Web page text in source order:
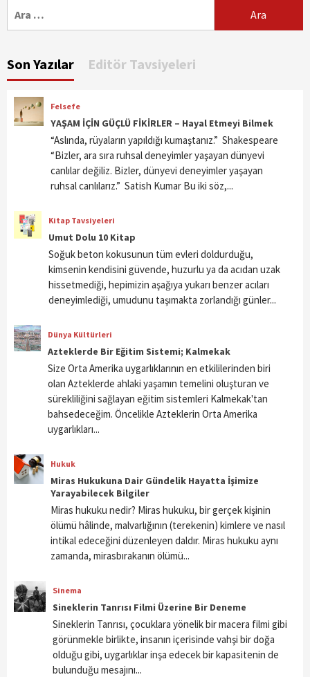
Son Yazılar Editör Tavsiyeleri
Felsefe
YAŞAM İÇİN GÜÇLÜ FİKİRLER – Hayal Etmeyi Bilmek
“Aslında, rüyaların yapıldığı kumaştanız.” Shakespeare
“Bizler, ara sıra ruhsal deneyimler yaşayan dünyevi
canlılar değiliz. Bizler, dünyevi deneyimler yaşayan
ruhsal canlılarız.” Satish Kumar Bu iki söz,...
Kitap Tavsiyeleri
Umut Dolu 10 Kitap
Soğuk beton kokusunun tüm evleri doldurduğu,
kimsenin kendisini güvende, huzurlu ya da acıdan uzak
hissetmediği, hepimizin aşağıya yukarı benzer acıları
deneyimlediği, umudunu taşımakta zorlandığı günler...
Dünya Kültürleri
Azteklerde Bir Eğitim Sistemi; Kalmekak
Size Orta Amerika uygarlıklarının en etkililerinden biri
olan Azteklerde ahlaki yaşamın temelini oluşturan ve
sürekliliğini sağlayan eğitim sistemleri Kalmekak'tan
bahsedeceğim. Öncelikle Azteklerin Orta Amerika
uygarlıkları...
Hukuk
Miras Hukukuna Dair Gündelik Hayatta İşimize
Yarayabilecek Bilgiler
Miras hukuku nedir? Miras hukuku, bir gerçek kişinin
ölümü hâlinde, malvarlığının (terekenin) kimlere ve nasıl
intikal edeceğini düzenleyen daldır. Miras hukuku aynı
zamanda, mirasbırakanın ölümü...
Sinema
Sineklerin Tanrısı Filmi Üzerine Bir Deneme
Sineklerin Tanrısı, çocuklara yönelik bir macera filmi gibi
görünmekle birlikte, insanın içerisinde vahşi bir doğa
olduğu gibi, uygarlıklar inşa edecek bir kapasitenin de
bulunduğu mesajını...